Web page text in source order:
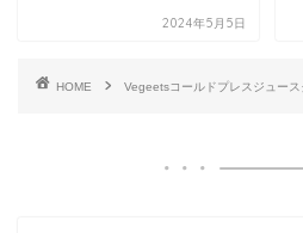
2024年5月5日
HOME Vegeetsコールドプレスジュー